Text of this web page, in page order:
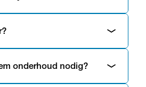
onderhoud nodig?